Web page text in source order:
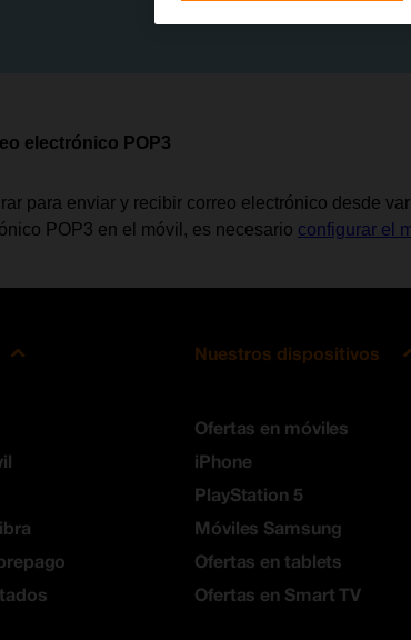
electrónico POP3
para enviar y recibir correo electrónico desde
POP3 en el móvil, es necesario configurar el
Nuestros dispositivos
Ofertas en móviles
iPhone
PlayStation 5
Móviles Samsung
Ofertas en tablets
Ofertas en Smart TV